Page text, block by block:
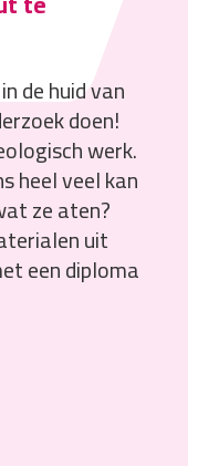
de huid van
doen!
werk.
heel veel kan
ze aten?
uit
een diploma